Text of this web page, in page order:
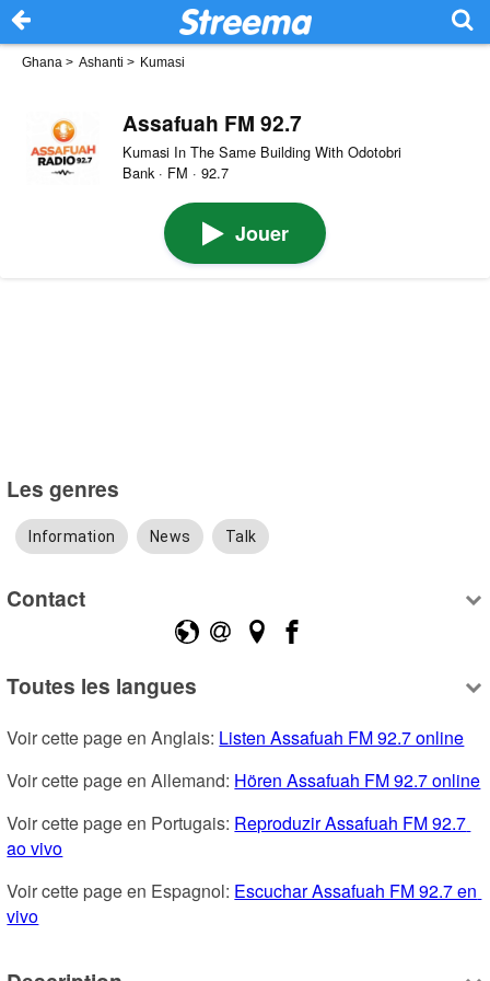
Ghana > Ashanti > Kumasi
Assafuah FM 92.7
Kumasi In The Same Building With Odotobri
Bank · FM · 92.7
Jouer
Les genres
Information News Talk
Contact
Toutes les langues
Voir cette page en Anglais: Listen Assafuah FM 92.7 online
Voir cette page en Allemand: Hören Assafuah FM 92.7 online
Voir cette page en Portugais: Reproduzir Assafuah FM 92.7
ao vivo
Voir cette page en Espagnol: Escuchar Assafuah FM 92.7 en
vivo